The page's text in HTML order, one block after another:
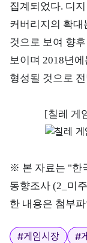
집계되었다. 디
커버리지의 확대
것으로 보여 향
보이며 2018년
형성될 것으로
[칠레 게
※ 본 자료는 "한
동향조사 (2_미
한 내용은 첨부
태그
#게임시장 #